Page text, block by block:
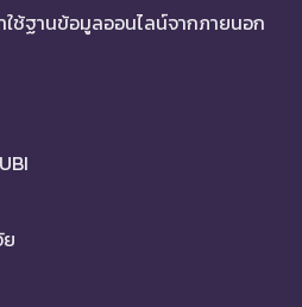
ใช้ฐานข้อมูลออนไลน์จากภายนอก